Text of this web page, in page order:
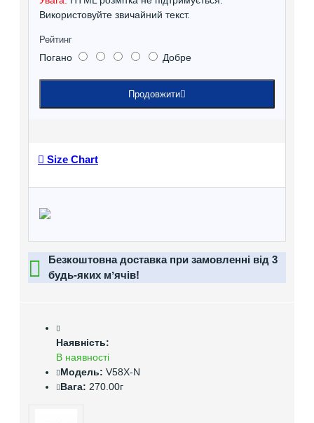
Використовуйте звичайний текст.
Рейтинг
Погано Добре
Продовжити
Size Chart
Безкоштовна доставка при замовленні від 3
будь-яких мʼячів!
Наявність:
В наявності
Модель: V58X-N
Вага: 270.00г